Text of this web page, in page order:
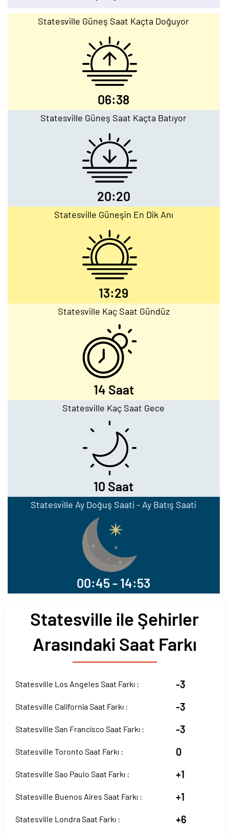
Statesville Güneş Saat Kaçta Doğuyor
06:38
Statesville Güneş Saat Kaçta Batıyor
20:20
Statesville Güneşin En Dik Anı
13:29
Statesville Kaç Saat Gündüz
14 Saat
Statesville Kaç Saat Gece
10 Saat
Statesville Ay Doğuş Saati - Ay Batış Saati
00:45 - 14:53
Statesville ile Şehirler
Arasındaki Saat Farkı
Statesville Los Angeles Saat Farkı : -3
Statesville California Saat Farkı : -3
Statesville San Francisco Saat Farkı : -3
Statesville Toronto Saat Farkı : 0
Statesville Sao Paulo Saat Farkı : +1
Statesville Buenos Aires Saat Farkı : +1
Statesville Londra Saat Farkı : +6